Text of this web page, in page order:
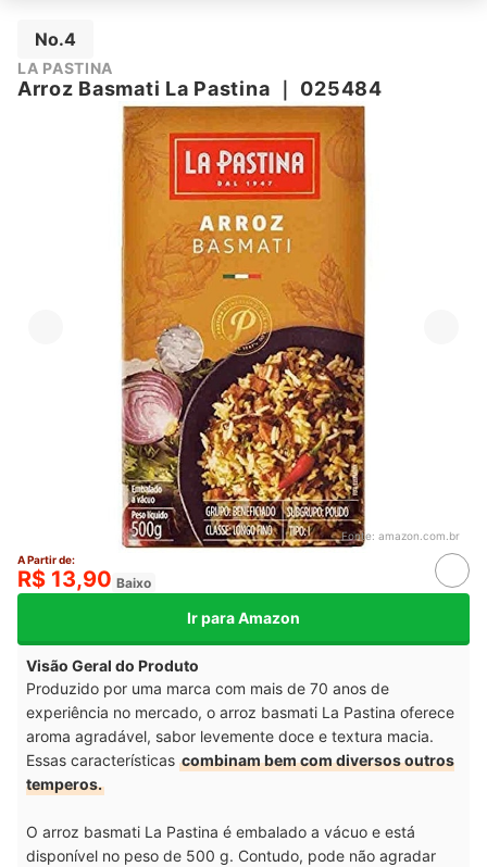
No.4
LA PASTINA
Arroz Basmati La Pastina 025484
Fonte: amazon.com.br
A Partir de:
R$ 13,90 Baixo
Ir para Amazon
Visão Geral do Produto
Produzido por uma marca com mais de 70 anos de
experiência no mercado, o arroz basmati La Pastina oferece
aroma agradável, sabor levemente doce e textura macia.
Essas características combinam bem com diversos outros
temperos.
O arroz basmati La Pastina é embalado a vácuo e está
disponível no peso de 500 g. Contudo, pode não agradar